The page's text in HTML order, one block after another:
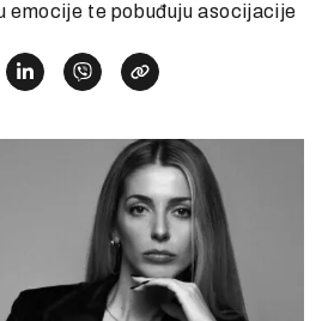
emocije te pobuđuju asocijacije